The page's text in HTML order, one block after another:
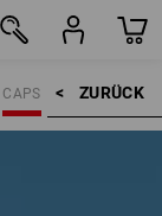
ZURÜCK    >
CAPS